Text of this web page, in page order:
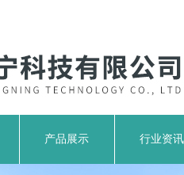
产品展示 行业资讯